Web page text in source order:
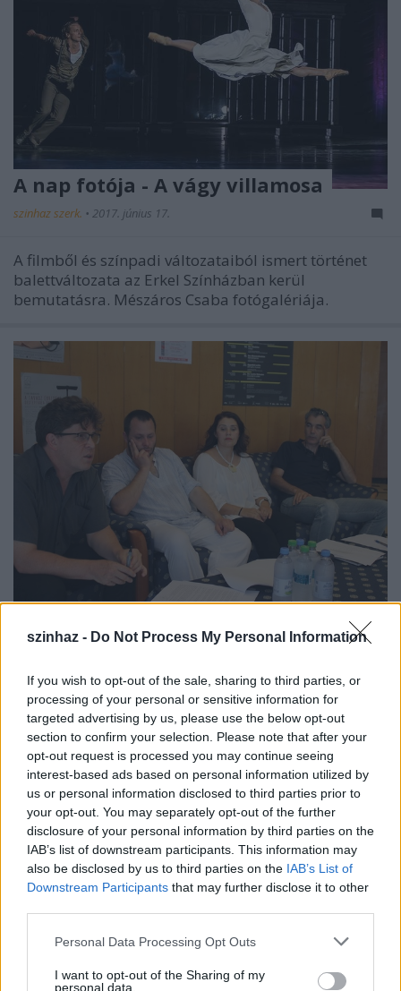
szinhaz - Do Not Process My Personal Information
If you wish to opt-out of the sale, sharing to third parties, or
processing of your personal or sensitive information for
targeted advertising by us, please use the below opt-out
section to confirm your selection. Please note that after your
opt-out request is processed you may continue seeing
interest-based ads based on personal information utilized by
us or personal information disclosed to third parties prior to
your opt-out. You may separately opt-out of the further
disclosure of your personal information by third parties on the
IAB’s list of downstream participants. This information may
also be disclosed by us to third parties on the IAB’s List of
Downstream Participants that may further disclose it to other
Please note that this website/app uses one or more Google
not limited to your visit or usage behaviour. You may click to
Personal Data Processing Opt Outs
I want to opt-out of the Sharing of my
personal data.
A nap fotója - A vágy villamosa
szinhaz szerk. • 2017. június 17.
A filmből és színpadi változataiból ismert történet
balettváltozata az Erkel Színházban kerül
bemutatásra. Mészáros Csaba fotógalériája.
Szövetséget hozott létre öt erdélyi
magyar színház
szinhaz szerk. •2017. június 16.
A temesvári, a szatmárnémeti, az aradi, a
székelyudvarhelyi és a nagyváradi színház lépett
egymással szoros szövetségre.